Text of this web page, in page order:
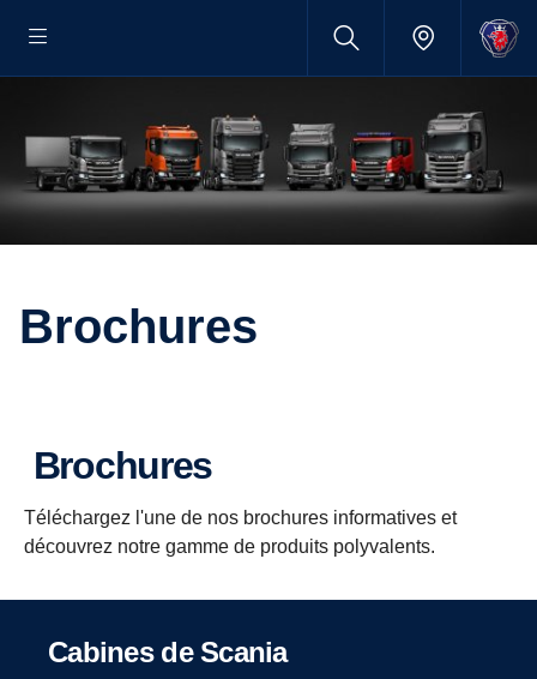
Brochures
Brochures
Téléchargez l'une de nos brochures informatives et
découvrez notre gamme de produits polyvalents.
Cabines de Scania